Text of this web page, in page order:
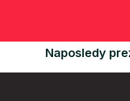
Naposledy